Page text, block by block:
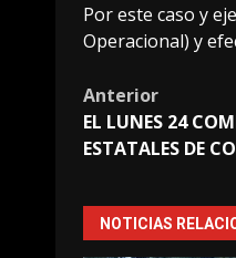
Por este caso y
Operacional) y
Post
Anterior
EL LUNES 24
ESTATALES DE
NOTICIAS